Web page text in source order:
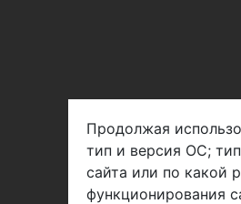
Арбен текстиль
1-й Советский
Продолжая
тип и версия ОС;
сайта или по какой
функционирования